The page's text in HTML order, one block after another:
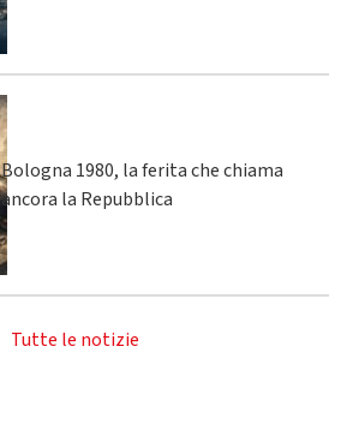
Bologna 1980, la ferita che chiama
ancora la Repubblica
Tutte le notizie